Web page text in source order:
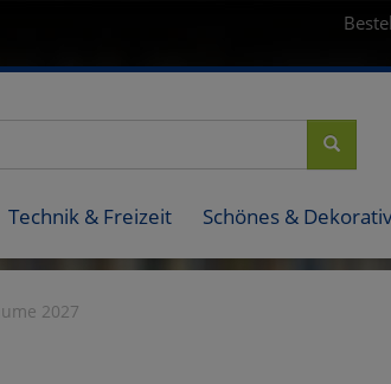
Technik & Freizeit Schönes &
2027